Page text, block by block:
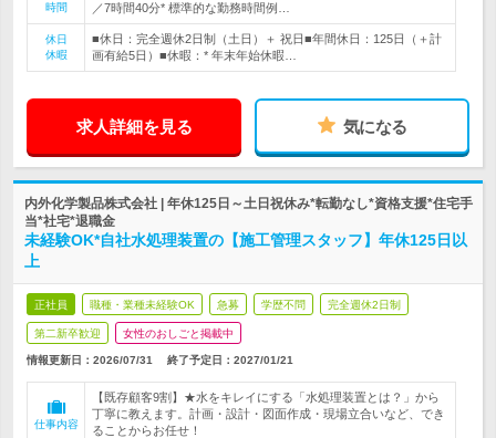
時間
／7時間40分* 標準的な勤務時間例…
休日
休暇
■休日：完全週休2日制（土日）＋ 祝日■年間休日：125日（＋計
画有給5日）■休暇：* 年末年始休暇…
求人詳細を見る 気になる
内外化学製品株式会社 | 年休125日～土日祝休み*転勤なし*資格支援*住宅手
当*社宅*退職金
未経験OK*自社水処理装置の【施工管理スタッフ】年休125日以
上
正社員 職種・業種未経験OK 急募 学歴不問 完全週休2日制
第二新卒歓迎 女性のおしごと掲載中
情報更新日：2026/07/31 終了予定日： 2027/01/21
仕事内容
【既存顧客9割】★水をキレイにする「水処理装置とは？」から
丁寧に教えます。計画・設計・図面作成・現場立合いなど、でき
ることからお任せ！